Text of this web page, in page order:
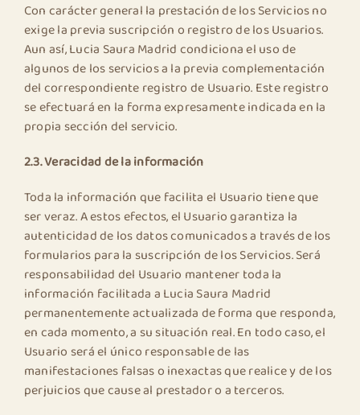
Con carácter general la prestación de los Servicios no
exige la previa suscripción o registro de los Usuarios.
Aun así, Lucia Saura Madrid condiciona el uso de
algunos de los servicios a la previa complementación
del correspondiente registro de Usuario. Este registro
se efectuará en la forma expresamente indicada en la
propia sección del servicio.
2.3. Veracidad de la información
Toda la información que facilita el Usuario tiene que
ser veraz. A estos efectos, el Usuario garantiza la
autenticidad de los datos comunicados a través de los
formularios para la suscripción de los Servicios. Será
responsabilidad del Usuario mantener toda la
información facilitada a Lucia Saura Madrid
permanentemente actualizada de forma que responda,
en cada momento, a su situación real. En todo caso, el
Usuario será el único responsable de las
manifestaciones falsas o inexactas que realice y de los
perjuicios que cause al prestador o a terceros.